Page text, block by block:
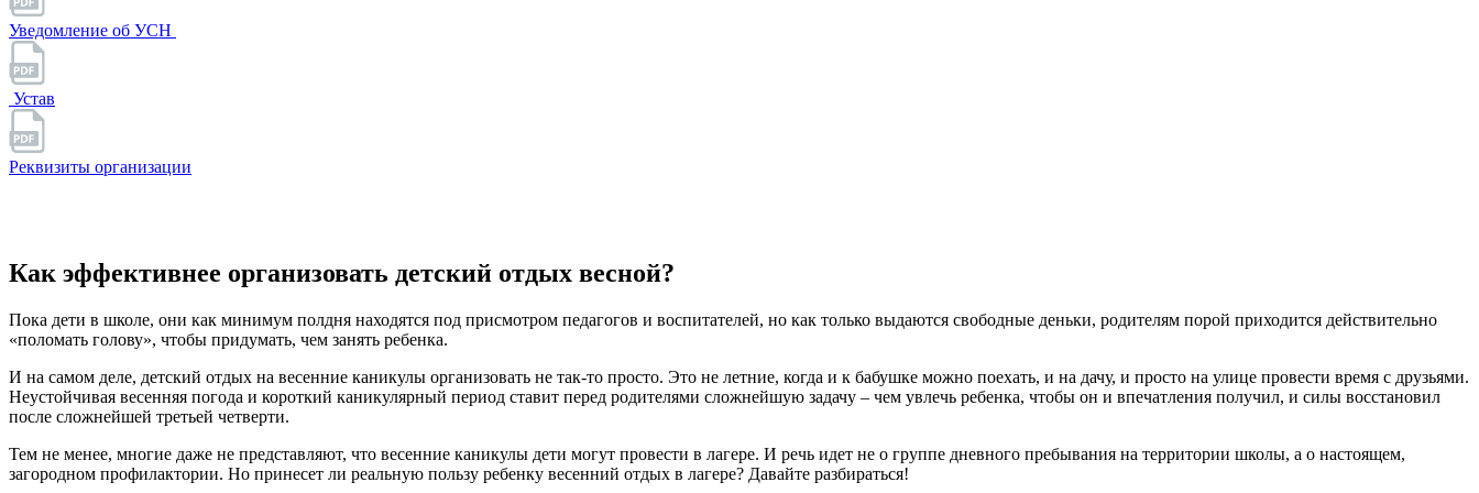
Уведомление об УСН
Устав
Реквизиты организации
Как эффективнее организовать детский отдых весной?
Пока дети в школе, они как минимум полдня находятся под присмотром педагогов и воспитателей, но как только выдаются свободные деньки, родителям порой приходится действительно
«поломать голову», чтобы придумать, чем занять ребенка.
И на самом деле, детский отдых на весенние каникулы организовать не так-то просто. Это не летние, когда и к бабушке можно поехать, и на дачу, и просто на улице провести время с друзьями.
Неустойчивая весенняя погода и короткий каникулярный период ставит перед родителями сложнейшую задачу – чем увлечь ребенка, чтобы он и впечатления получил, и силы восстановил
после сложнейшей третьей четверти.
Тем не менее, многие даже не представляют, что весенние каникулы дети могут провести в лагере. И речь идет не о группе дневного пребывания на территории школы, а о настоящем,
загородном профилактории. Но принесет ли реальную пользу ребенку весенний отдых в лагере? Давайте разбираться!